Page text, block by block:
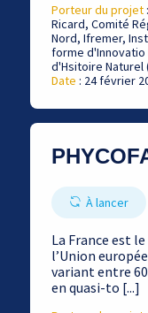
Porteur du projet
Ricard, Comité
Nord, Ifremer,
forme d'Innovatio
d'Hsitoire Naturel
Date : 24 février
À lancer
La France est
l’Union
variant entre
en quasi-to [...]